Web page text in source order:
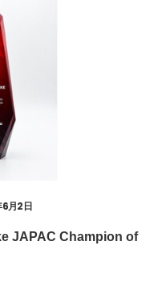
月2日
JAPAC Champion of